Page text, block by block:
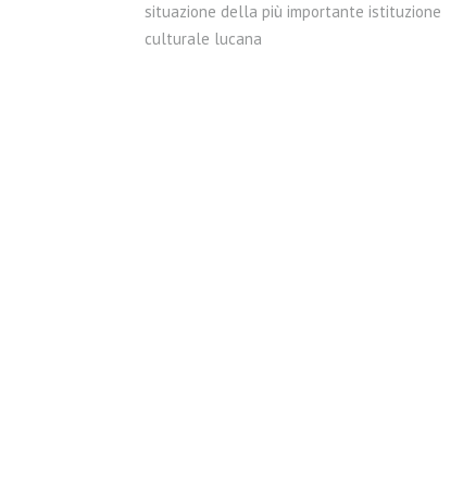
situazione della più importante istituzione
culturale lucana